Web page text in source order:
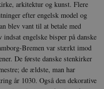
arkitektur og kunst. Flere
efter engelsk model og
blev vant til at betale med
engelske bisper på danske
Bremen var stærkt imod
De første danske stenkirker
de ældste, man har
år 1030. Også den dekorative